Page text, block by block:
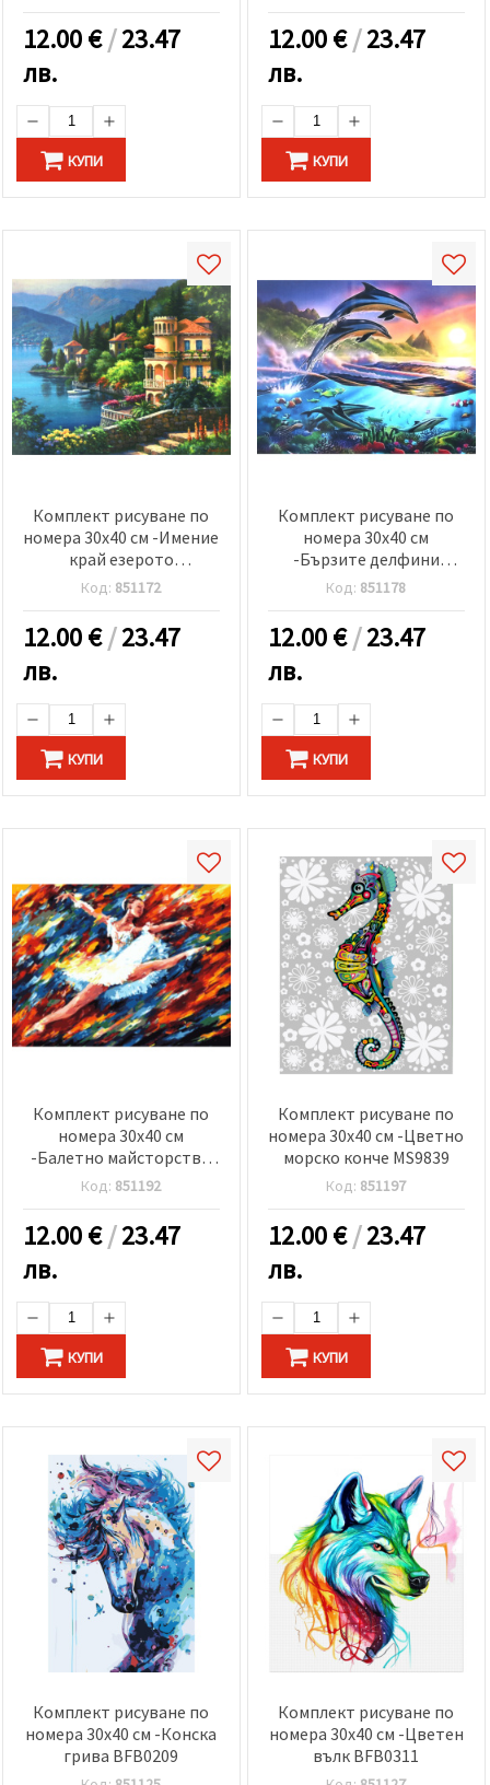
12.00€/23.47
лв.
КУПИ
12.00€/23.47
лв.
КУПИ
Комплект рисуване по
номера 30x40 см -Имение
край езерото
BFB0485/KTL036
Код: 851172
12.00€/23.47
лв.
КУПИ
Комплект рисуване по
номера 30x40 см
-Бързите делфини
BFB0260/KTL3089
Код: 851178
12.00€/23.47
лв.
КУПИ
Комплект рисуване по
номера 30x40 см
-Балетно майсторство
BFB1061
Код: 851192
12.00€/23.47
лв.
КУПИ
Комплект рисуване по
номера 30x40 см -Цветно
морско конче MS9839
Код: 851197
12.00€/23.47
лв.
КУПИ
Комплект рисуване по
номера 30x40 см -Конска
грива BFB0209
Комплект рисуване по
номера 30x40 см -Цветен
вълк BFB0311